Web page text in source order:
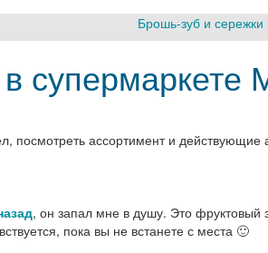
Брошь-зуб и сережки
посмотреть ассортимент и
, он запал мне в душу. Это
пока вы не встанете с места 🙂